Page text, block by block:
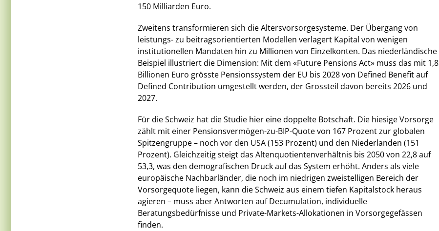
150 Milliarden Euro.
Zweitens transformieren sich die Altersvorsorgesysteme. Der Übergang von
leistungs- zu beitragsorientierten Modellen verlagert Kapital von wenigen
institutionellen Mandaten hin zu Millionen von Einzelkonten. Das niederländische
Beispiel illustriert die Dimension: Mit dem «Future Pensions Act» muss das mit 1,8
Billionen Euro grösste Pensionssystem der EU bis 2028 von Defined Benefit auf
Defined Contribution umgestellt werden, der Grossteil davon bereits 2026 und
2027.
Für die Schweiz hat die Studie hier eine doppelte Botschaft. Die hiesige Vorsorge
zählt mit einer Pensionsvermögen-zu-BIP-Quote von 167 Prozent zur globalen
Spitzengruppe – noch vor den USA (153 Prozent) und den Niederlanden (151
Prozent). Gleichzeitig steigt das Altenquotientenverhältnis bis 2050 von 22,8 auf
53,3, was den demografischen Druck auf das System erhöht. Anders als viele
europäische Nachbarländer, die noch im niedrigen zweistelligen Bereich der
Vorsorgequote liegen, kann die Schweiz aus einem tiefen Kapitalstock heraus
agieren – muss aber Antworten auf Decumulation, individuelle
Beratungsbedürfnisse und Private-Markets-Allokationen in Vorsorgegefässen
finden.